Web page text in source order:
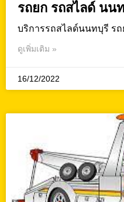
รถยก รถสไลด์ นน
บริการรถสไลด์นนทบุรี ร
ดูเพิ่มเติม »
16/12/2022